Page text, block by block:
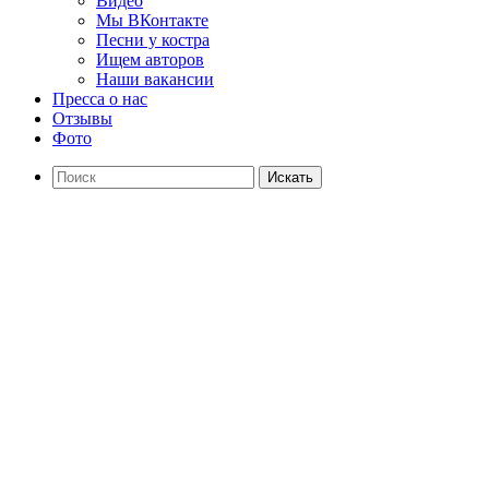
Мы ВКонтакте
Песни у костра
Ищем авторов
Наши вакансии
Пресса о нас
Отзывы
Фото
Искать